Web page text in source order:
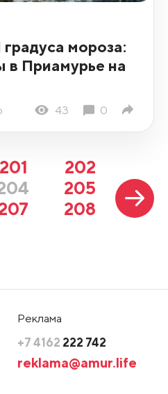
мороза:
в Приамурье на
43 0
201
202
205
208
Реклама
+7 4162 222 742
reklama@amur.life